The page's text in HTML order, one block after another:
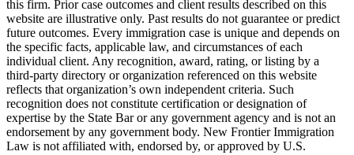
this firm. Prior case outcomes and client results described on this
website are illustrative only. Past results do not guarantee or predict
future outcomes. Every immigration case is unique and depends on
the specific facts, applicable law, and circumstances of each
individual client. Any recognition, award, rating, or listing by a
third-party directory or organization referenced on this website
reflects that organization’s own independent criteria. Such
recognition does not constitute certification or designation of
expertise by the State Bar or any government agency and is not an
endorsement by any government body. New Frontier Immigration
Law is not affiliated with, endorsed by, or approved by U.S.